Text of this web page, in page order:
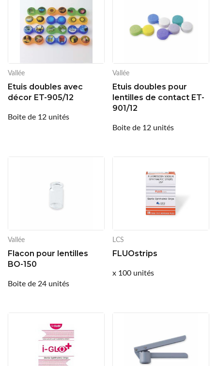
Rayovac
Siclair & Nett
Sunoptic
Supervision
UVOJI
Varionet
Vallée
Etuis doubles avec
décor ET-905/12
Boite de 12 unités
Vallée
Etuis doubles pour
lentilles de contact ET-
901/12
Boite de 12 unités
Vallée
Flacon pour lentilles
BO-150
Boite de 24 unités
LCS
FLUOstrips
x 100 unités